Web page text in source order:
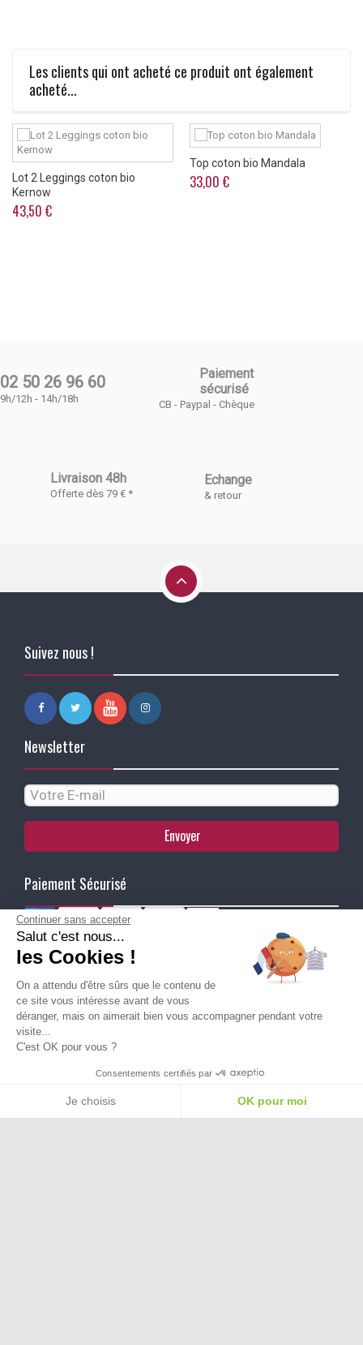
Besoin d'aide pour choisir une
taille ou une pointure ?
Les clients qui ont acheté ce produit ont également
acheté...
Lot 2 Leggings coton bio
Kernow
43,50 €
Top coton bio Mandala
33,00 €
02 50 26 96 60
9h/12h - 14h/18h
Paiement
sécurisé
CB - Paypal - Chèque
Livraison 48h
Offerte dès 79 € *
Echange
& retour
Suivez nous !
Newsletter
Envoyer
Paiement Sécurisé
Ma Livraison
Continuer sans accepter
Salut c'est nous...
les Cookies !
On a attendu d'être sûrs que le contenu de
ce site vous intéresse avant de vous
déranger, mais on aimerait bien vous accompagner pendant votre
visite...
C'est OK pour vous ?
Consentements certifiés par
Je choisis OK pour moi